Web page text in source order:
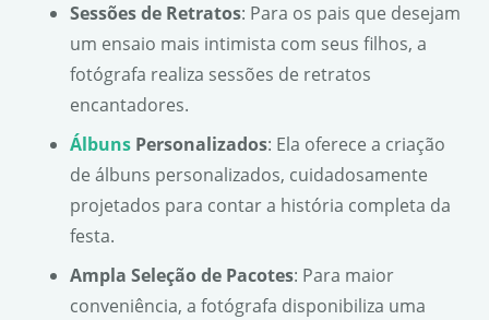
Sessões de Retratos: Para os pais que desejam
um ensaio mais intimista com seus filhos, a
fotógrafa realiza sessões de retratos
encantadores.
Álbuns Personalizados: Ela oferece a criação
de álbuns personalizados, cuidadosamente
projetados para contar a história completa da
festa.
Ampla Seleção de Pacotes: Para maior
conveniência, a fotógrafa disponibiliza uma